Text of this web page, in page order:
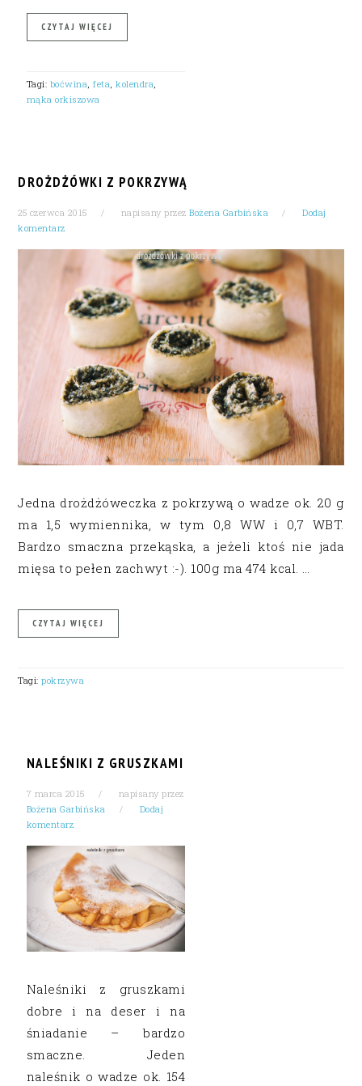
CZYTAJ WIĘCEJ
Tagi: boćwina ,feta ,kolendra
mąka orkiszowa
DROŻDŻÓWKI Z POKRZYWĄ
25 czerwca 2015 napisany przezBożena Garbińska
Dodaj
komentarz
Jedna drożdżóweczka z pokrzywą o wadze ok. 20 g
ma 1,5 wymiennika, w tym 0,8 WW i 0,7 WBT.
Bardzo smaczna przekąska, a jeżeli ktoś nie jada
mięsa to pełen zachwyt :-). 100g ma 474 kcal. …
CZYTAJ WIĘCEJ
Tagi:pokrzywa
NALEŚNIKI Z GRUSZKAMI
7 marca 2015
napisany przez
Bożena Garbińska
Dodaj
komentarz
Naleśniki z gruszkami
dobre i na deser i na
śniadanie – bardzo
smaczne. Jeden
naleśnik o wadze ok. 154